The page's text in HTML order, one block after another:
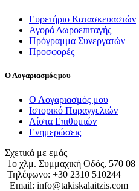
Ευρετήριο Κατασκευαστών
Αγορά Δωροεπιταγής
Πρόγραμμα Συνεργατών
Προσφορές
Ο Λογαριασμός μου
Ο Λογαριασμός μου
Ιστορικό Παραγγελιών
Λίστα Επιθυμιών
Ενημερώσεις
Σχετικά με εμάς
1o χλμ. Συμμαχική Οδός, 570 08
Τηλέφωνο: +30 2310 510244
Email: info@takiskalaitzis.com